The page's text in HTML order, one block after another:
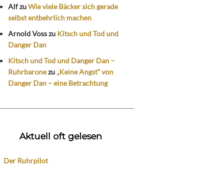
AlfzuWie viele Bäcker sich gerade
selbst entbehrlich machen
Arnold Vosszu Kitsch und Tod und
Danger Dan
Kitsch und Tod und Danger Dan –
Ruhrbaronezu „Keine Angst“ von
Danger Dan – eine Betrachtung
Aktuell oft gelesen
Der Ruhrpilot